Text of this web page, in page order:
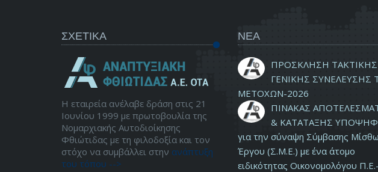
ΣΧΕΤΙΚΑ
Η εταιρεία ανέλαβε δράση στις 21
Ιουνίου 1999 με πρωτοβουλία της
Νομαρχιακής Αυτοδιοίκησης
Φθιώτιδας με τη φιλοδοξία και τον
στόχο να συμβάλλει στην ανάπτυξη
του τόπου -->
ΝΕΑ
ΠΡΟΣΚΛΗΣΗ ΤΑΚΤΙΚΗΣ
ΓΕΝΙΚΗΣ ΣΥΝΕΛΕΥΣΗΣ
ΜΕΤΟΧΩΝ-2026
ΠΙΝΑΚΑΣ
& ΚΑΤΑΤΑΞΗΣ
για την σύναψη Σύμβασης
Έργου (Σ.Μ.Ε.) με ένα άτομο
ειδικότητας Οικονομολόγου Π.Ε.-